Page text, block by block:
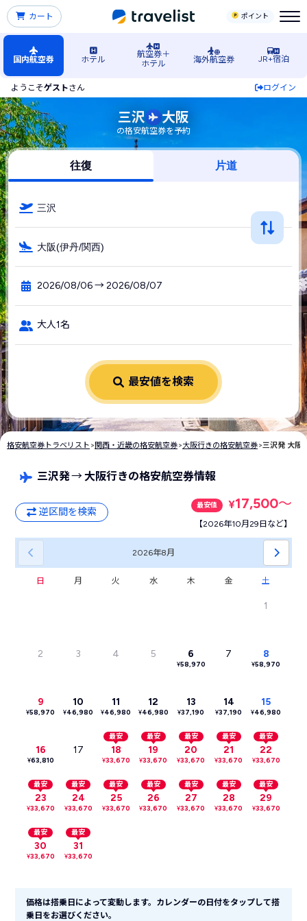
ポイント
カート
国内航空券 ホテル
航空券＋
ホテル
海外航空券 JR+宿泊
ようこそゲストさん ログイン
三沢空港発→大阪行きの格安航空券・飛行機・LCC予約
三沢 大阪
の格安航空券を予約
往復 片道
三沢
大阪(伊丹/関西)
2026/08/06 → 2026/08/07
大人1名
最安値を検索
格安航空券トラベリスト > 関西・近畿の格安航空券>大阪行きの格安航空券>三沢発 大阪
三沢発→大阪行きの格安航空券情報
逆区間を検索
最安値 ¥17,500〜
【2026年10月29日など】
2026年8月
日 月 火 水 木 金 土
1
2 3 4 5 6
¥58,970
7 8
¥58,970
9
¥58,970
10
¥46,980
11
¥46,980
12
¥46,980
13
¥37,190
14
¥37,190
15
¥46,980
16
¥63,810
17
最安
18
¥33,670
最安
19
¥33,670
最安
20
¥33,670
最安
21
¥33,670
最安
22
¥33,670
最安
23
¥33,670
最安
24
¥33,670
最安
25
¥33,670
最安
26
¥33,670
最安
27
¥33,670
最安
28
¥33,670
最安
29
¥33,670
最安
30
¥33,670
最安
31
¥33,670
価格は搭乗日によって変動します。カレンダーの日付をタップして搭
乗日をお選びください。